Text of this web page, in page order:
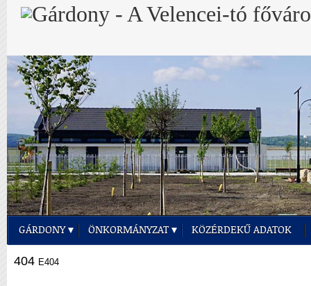
GÁRDONY ÖNKORMÁNYZAT KÖZÉRDEKŰ ADATOK
404 E404